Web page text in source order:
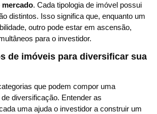
. Cada tipologia de imóvel possui
distintos. Isso significa que, enquanto um
outro pode estar em ascensão,
para o investidor.
de imóveis para diversificar sua
que podem compor uma
diversificação. Entender as
uma ajuda o investidor a construir um